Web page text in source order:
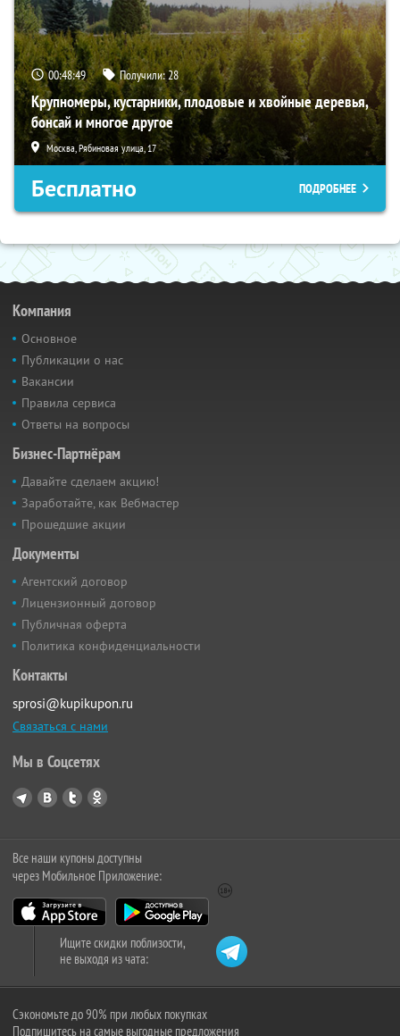
00:48:49 Получили:28
Крупномеры, кустарники, плодовые и хвойные деревья,
бонсай и многое другое
Москва, Рябиновая улица, 17
Бесплатно ПОДРОБНЕЕ
Компания
Основное
Публикации о нас
Вакансии
Правила сервиса
Ответы на вопросы
Бизнес-Партнёрам
Давайте сделаем акцию!
Заработайте, как Вебмастер
Прошедшие акции
Документы
Агентский договор
Лицензионный договор
Публичная оферта
Политика конфиденциальности
Контакты
sprosi@kupikupon.ru
Связаться с нами
Мы в Соцсетях
Все наши купоны доступны
через Мобильное Приложение:
Ищите скидки поблизости,
не выходя из чата:
Сэкономьте до 90% при любых покупках
Подпишитесь на самые выгодные предложения